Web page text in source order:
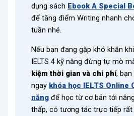
dụng sách Ebook A Special
để tăng điểm Writing nhanh
tuần nhé.
Nếu bạn đang gặp khó khăn
IELTS 4 kỹ năng đừng tự mò
kiệm thời gian và chi phí,
ngay khóa học IELTS Online
năng để học từ cơ bản tới
thấp, có tương tác trực tiếp rất